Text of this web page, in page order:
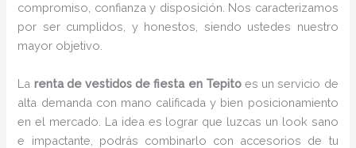
compromiso, confianza y disposición. Nos caracterizamos
por ser cumplidos, y honestos, siendo ustedes nuestro
mayor objetivo.
La renta de vestidos de fiesta en Tepitoes un servicio de
alta demanda con mano calificada y bien posicionamiento
en el mercado. La idea es lograr que luzcas un look sano
e impactante, podrás combinarlo con accesorios de tu